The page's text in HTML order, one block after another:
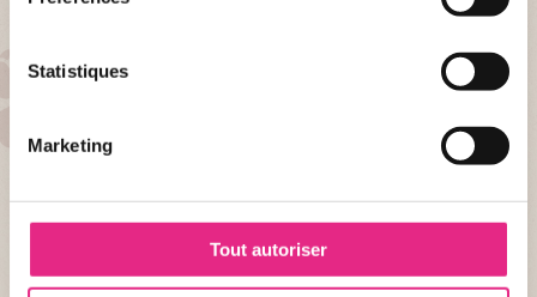
Statistiques
Marketing
Tout autoriser
Parce que toutes les espèces jouent un rôle dans l’équilibre des
pour le bien de la planète et la survie des générations futures.
TOUS LES ANIMAUX